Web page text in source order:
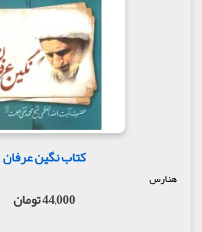
کتاب نگین عرفان
هنارس
44,000 تومان